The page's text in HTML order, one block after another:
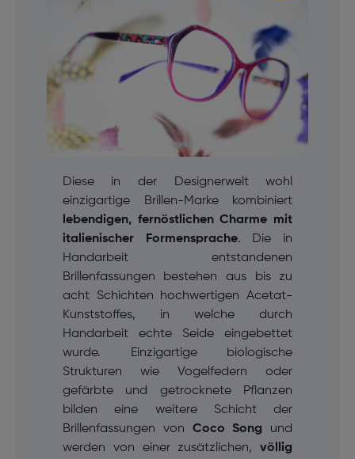
Diese in der Designerwelt wohl
einzigartige Brillen-Marke kombiniert
lebendigen, fernöstlichen Charme mit
italienischer Formensprache. Die in
Handarbeit entstandenen
Brillenfassungen bestehen aus bis zu
acht Schichten hochwertigen Acetat-
Kunststoffes, in welche durch
Handarbeit echte Seide eingebettet
wurde. Einzigartige biologische
Strukturen wie Vogelfedern oder
gefärbte und getrocknete Pflanzen
bilden eine weitere Schicht der
Brillenfassungen von Coco Song und
werden von einer zusätzlichen,völlig